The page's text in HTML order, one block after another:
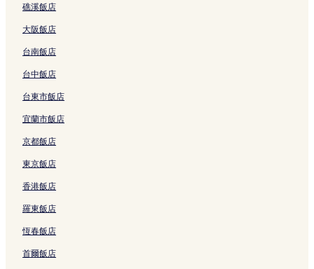
鹽原町飯店
龍王峽附近的飯店
幻覺藝術博物館附近的飯店
日光東照宮美術館附近的飯店
東武世界廣場附近的飯店
瀧尾神社附近的飯店
日光霧降冰上運動場附近的飯店
日光大谷川公園附近的飯店
鹽原飯店
礁溪飯店
大阪飯店
台南飯店
台中飯店
台東市飯店
宜蘭市飯店
京都飯店
東京飯店
香港飯店
羅東飯店
恆春飯店
首爾飯店